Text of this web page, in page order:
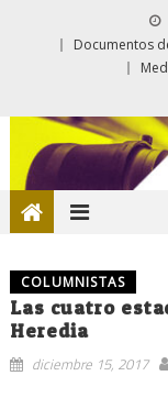
Documentos
COLUMNISTAS
Las cuatro
Heredia
diciembre 15, 2017